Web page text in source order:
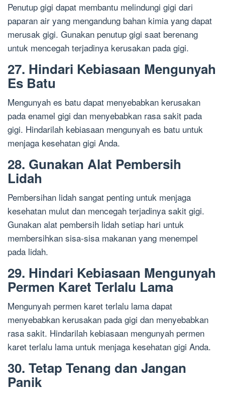
Penutup gigi dapat membantu melindungi gigi dari
paparan air yang mengandung bahan kimia yang dapat
merusak gigi. Gunakan penutup gigi saat berenang
untuk mencegah terjadinya kerusakan pada gigi.
27. Hindari Kebiasaan Mengunyah
Es Batu
Mengunyah es batu dapat menyebabkan kerusakan
pada enamel gigi dan menyebabkan rasa sakit pada
gigi. Hindarilah kebiasaan mengunyah es batu untuk
menjaga kesehatan gigi Anda.
28. Gunakan Alat Pembersih
Lidah
Pembersihan lidah sangat penting untuk menjaga
kesehatan mulut dan mencegah terjadinya sakit gigi.
Gunakan alat pembersih lidah setiap hari untuk
membersihkan sisa-sisa makanan yang menempel
pada lidah.
29. Hindari Kebiasaan Mengunyah
Permen Karet Terlalu Lama
Mengunyah permen karet terlalu lama dapat
menyebabkan kerusakan pada gigi dan menyebabkan
rasa sakit. Hindarilah kebiasaan mengunyah permen
karet terlalu lama untuk menjaga kesehatan gigi Anda.
30. Tetap Tenang dan Jangan
Panik